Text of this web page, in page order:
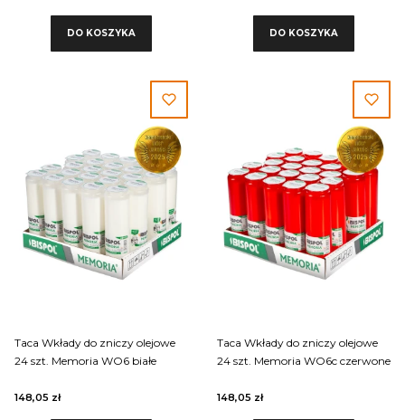
DO KOSZYKA DO KOSZYKA
Taca Wkłady do zniczy olejowe
24 szt. Memoria WO6 białe
148,05 zł
Taca Wkłady do zniczy olejowe
24 szt. Memoria WO6c czerwone
148,05 zł